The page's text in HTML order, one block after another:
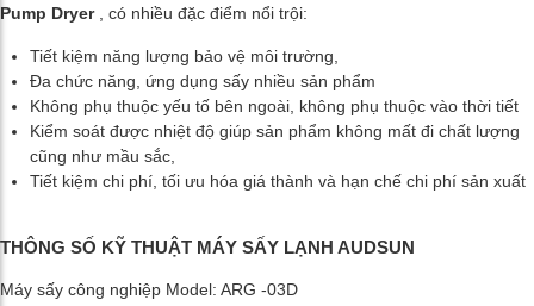
Pump Dryer, có nhiều đặc điểm nổi trội:
Tiết kiệm năng lượng bảo vệ môi trường,
Đa chức năng, ứng dụng sấy nhiều sản phẩm
Không phụ thuộc yếu tố bên ngoài, không phụ thuộc vào thời tiết
Kiểm soát được nhiệt độ giúp sản phẩm không mất đi chất lượng
cũng như mầu sắc,
Tiết kiệm chi phí, tối ưu hóa giá thành và hạn chế chi phí sản xuất
THÔNG SỐ KỸ THUẬT MÁY SẤY LẠNH AUDSUN
Máy sấy công nghiệp Model: ARG -03D